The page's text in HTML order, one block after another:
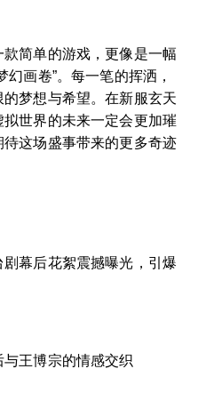
简单的游戏，更像是一幅
画卷”。每一笔的挥洒，
梦想与希望。在新服玄天
世界的未来一定会更加璀
这场盛事带来的更多奇迹
幕后花絮震撼曝光，引爆
王博宗的情感交织